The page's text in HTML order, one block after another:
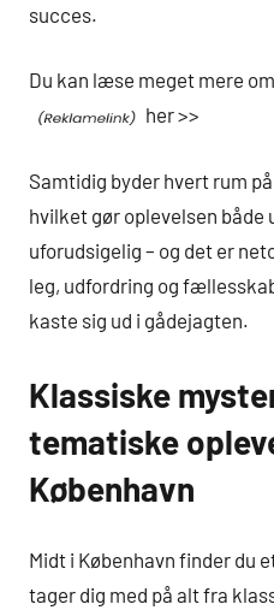
succes.
Du kan læse meget mere om
her >>
Samtidig byder hvert rum
hvilket gør oplevelsen både
uforudsigelig – og det er
leg, udfordring og
kaste sig ud i gådejagten.
Klassiske
tematiske
København
Midt i København finder du
tager dig med på alt fra